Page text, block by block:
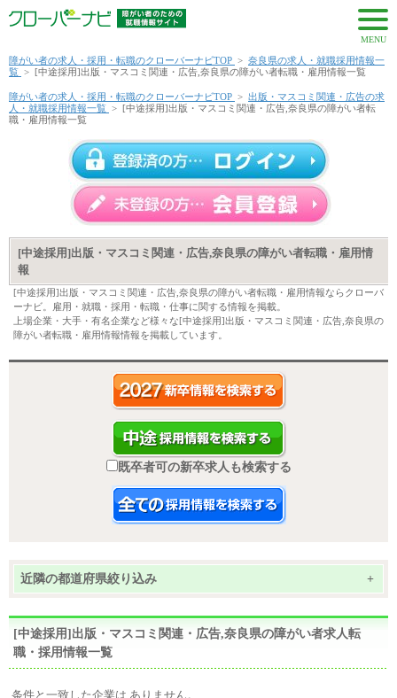
MENU
障がい者の求人・採用・転職のクローバーナビTOP > 奈良県の求人・就職採用情報一
覧 > [中途採用]出版・マスコミ関連・広告,奈良県の障がい者転職・雇用情報一覧
障がい者の求人・採用・転職のクローバーナビTOP > 出版・マスコミ関連・広告の求
人・就職採用情報一覧 > [中途採用]出版・マスコミ関連・広告,奈良県の障がい者転
職・雇用情報一覧
[中途採用]出版・マスコミ関連・広告,奈良県の障がい者転職・雇用情
報
[中途採用]出版・マスコミ関連・広告,奈良県の障がい者転職・雇用情報ならクローバ
ーナビ。雇用・就職・採用・転職・仕事に関する情報を掲載。
上場企業・大手・有名企業など様々な[中途採用]出版・マスコミ関連・広告,奈良県の
障がい者転職・雇用情報情報を掲載しています。
既卒者可の新卒求人も検索する
近隣の都道府県絞り込み +
[中途採用]出版・マスコミ関連・広告,奈良県の障がい者求人転
職・採用情報一覧
条件と一致した企業は ありません。